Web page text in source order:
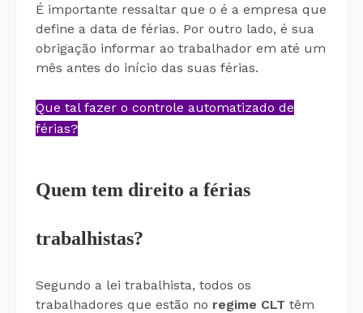
É importante ressaltar que o é a empresa que
define a data de férias. Por outro lado, é sua
obrigação informar ao trabalhador em até um
mês antes do início das suas férias.
Que tal fazer o controle automatizado de
férias?
Quem tem direito a férias
trabalhistas?
Segundo a lei trabalhista, todos os
trabalhadores que estão no regime CLT têm